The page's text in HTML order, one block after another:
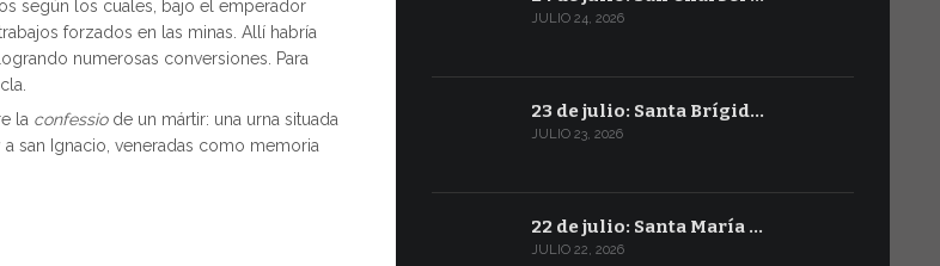
según los cuales, bajo el emperador
forzados en las minas. Allí habría
numerosas conversiones. Para
la confessiode un mártir: una urna situada
san Ignacio, veneradas como memoria
JULIO 24, 2026
23 de julio: Santa Brígid…
JULIO 23, 2026
22 de julio: Santa María …
JULIO 22, 2026